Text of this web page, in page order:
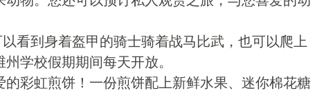
看到身着盔甲的骑士骑着战马比武，也可以爬上
学校假期期间每天开放。
彩虹煎饼！一份煎饼配上新鲜水果、迷你棉花糖